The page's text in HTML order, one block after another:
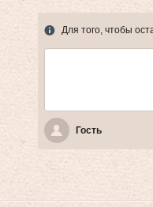
Для того, чтобы
Гость